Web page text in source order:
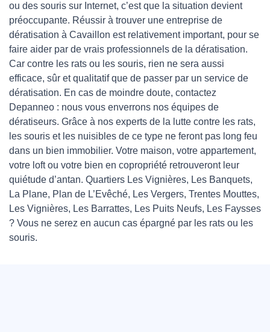
ou des souris sur Internet, c’est que la situation devient
préoccupante. Réussir à trouver une entreprise de
dératisation à Cavaillon est relativement important, pour se
faire aider par de vrais professionnels de la dératisation.
Car contre les rats ou les souris, rien ne sera aussi
efficace, sûr et qualitatif que de passer par un service de
dératisation. En cas de moindre doute, contactez
Depanneo : nous vous enverrons nos équipes de
dératiseurs. Grâce à nos experts de la lutte contre les rats,
les souris et les nuisibles de ce type ne feront pas long feu
dans un bien immobilier. Votre maison, votre appartement,
votre loft ou votre bien en copropriété retrouveront leur
quiétude d’antan. Quartiers Les Vignières, Les Banquets,
La Plane, Plan de L’Evêché, Les Vergers, Trentes Mouttes,
Les Vignières, Les Barrattes, Les Puits Neufs, Les Faysses
? Vous ne serez en aucun cas épargné par les rats ou les
souris.